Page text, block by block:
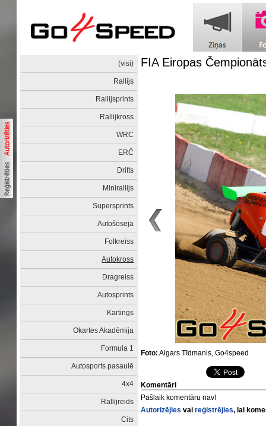
(visi)
Rallijs
Rallijsprints
Rallijkross
WRC
ERČ
Drifts
Minirallijs
Supersprints
Autošoseja
Folkreiss
Autokross
Dragreiss
Autosprints
Kartings
Okartes Akadēmija
Formula 1
Autosports pasaulē
4x4
Rallijreids
Cits
FIA Eiropas
Foto: Aigars Tīdmanis, Go4speed
Komentāri
Pašlaik komentāru nav!
Autorizējies vaireģistrējies, lai